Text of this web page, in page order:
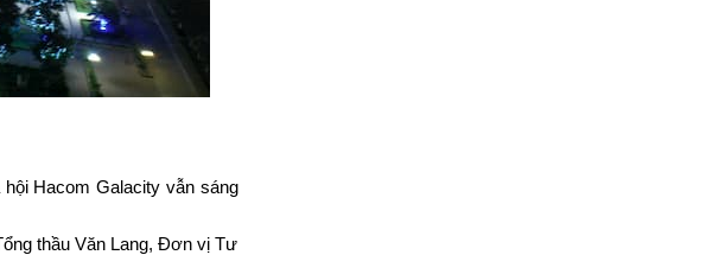
Hacom Galacity vẫn sáng
thầu Văn Lang, Đơn vị Tư